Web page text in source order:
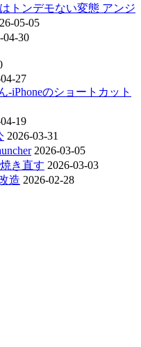
トンデモない変態 アンジ
05-05
04-30
27
-iPhoneのショートカット
19
2026-03-31
2026-03-05
き直す 2026-03-03
造 2026-02-28